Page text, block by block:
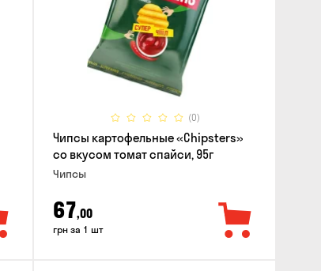
(0)
Чипсы картофельные «Chipsters»
со вкусом томат спайси, 95г
Чипсы
67,00
грн за 1 шт